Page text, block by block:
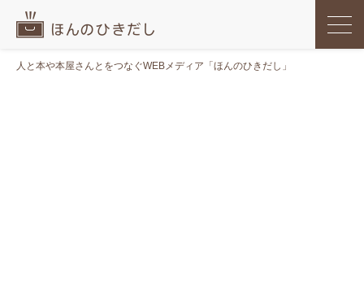
人と本や本屋さんとをつなぐWEBメディア「ほんのひきだし」